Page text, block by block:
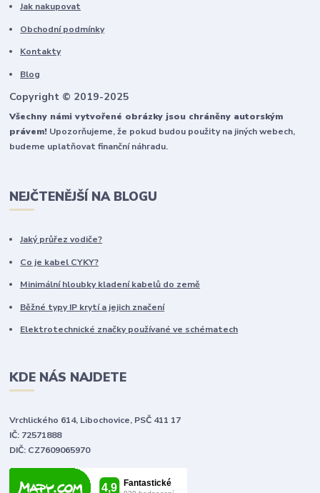
Jak nakupovat
Obchodní podmínky
Kontakty
Blog
Copyright © 2019-2025
Všechny námi vytvořené obrázky jsou chráněny autorským
právem! Upozorňujeme, že pokud budou použity na jiných webech,
budeme uplatňovat finanční náhradu.
NEJČTENĚJŠÍ NA BLOGU
Jaký průřez vodiče?
Co je kabel CYKY?
Minimální hloubky kladení kabelů do země
Běžné typy IP krytí a jejich značení
Elektrotechnické značky používané ve schématech
KDE NÁS NAJDETE
Vrchlického 614, Libochovice, PSČ 411 17
IČ: 72571888
DIČ: CZ7609065970